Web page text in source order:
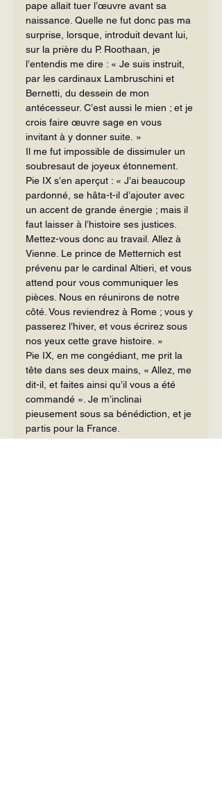
pape allait tuer l’œuvre avant sa
naissance. Quelle ne fut donc pas ma
surprise, lorsque, introduit devant lui,
sur la prière du P. Roothaan, je
l’entendis me dire : « Je suis instruit,
par les cardinaux Lambruschini et
Bernetti, du dessein de mon
antécesseur. C’est aussi le mien ; et je
crois faire œuvre sage en vous
invitant à y donner suite. »
Il me fut impossible de dissimuler un
soubresaut de joyeux étonnement.
Pie IX s’en aperçut : « J’ai beaucoup
pardonné, se hâta-t-il d’ajouter avec
un accent de grande énergie ; mais il
faut laisser à l’histoire ses justices.
Mettez-vous donc au travail. Allez à
Vienne. Le prince de Metternich est
prévenu par le cardinal Altieri, et vous
attend pour vous communiquer les
pièces. Nous en réunirons de notre
côté. Vous reviendrez à Rome ; vous y
passerez l’hiver, et vous écrirez sous
nos yeux cette grave histoire. »
Pie IX, en me congédiant, me prit la
tête dans ses deux mains, « Allez, me
dit-il, et faites ainsi qu’il vous a été
commandé ». Je m’inclinai
pieusement sous sa bénédiction, et je
partis pour la France.